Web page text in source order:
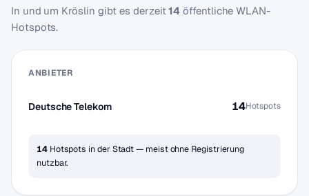
In und um Kröslin gibt es derzeit14 öffentliche WLAN-
Hotspots.
ANBIETER
Deutsche Telekom 14Hotspots
14Hotspots in der Stadt — meist ohne Registrierung
nutzbar.